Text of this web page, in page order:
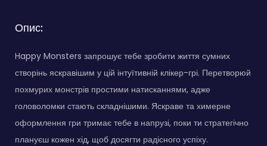
Опис:
Happy Monsters запрошує тебе зробити життя сумних
створінь яскравішим у цій інтуїтивній клікер-грі. Перетворюй
похмурих монстрів простими натисканнями, адже
головоломки стають складнішими. Яскраве та химерне
оформлення гри тримає тебе в напрузі, поки ти стратегічно
плануєш кожен хід, щоб досягти радісного успіху.